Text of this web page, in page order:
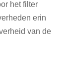
het filter
erin
van de